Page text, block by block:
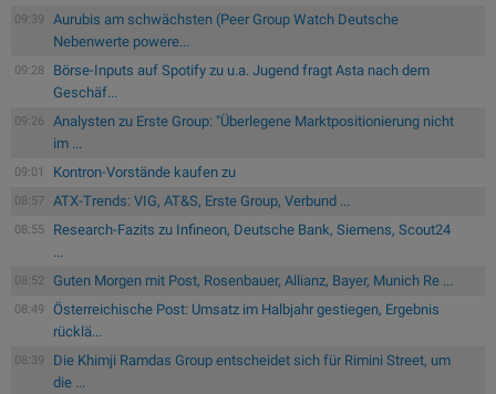
09:39
Aurubis am schwächsten (Peer Group Watch Deutsche
Nebenwerte powere...
09:28
Börse-Inputs auf Spotify zu u.a. Jugend fragt Asta nach dem
Geschäf...
09:26
Analysten zu Erste Group: "Überlegene Marktpositionierung nicht
im ...
09:01 Kontron-Vorstände kaufen zu
08:57 ATX-Trends: VIG, AT&S, Erste Group, Verbund ...
08:55
Research-Fazits zu Infineon, Deutsche Bank, Siemens, Scout24
...
08:52 Guten Morgen mit Post, Rosenbauer, Allianz, Bayer, Munich Re ...
08:49
Österreichische Post: Umsatz im Halbjahr gestiegen, Ergebnis
rücklä...
08:39
Die Khimji Ramdas Group entscheidet sich für Rimini Street, um
die ...